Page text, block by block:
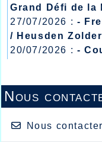
Grand Défi de la
27/07/2026 : -
/ Heusden Zolder
20/07/2026 : -
-
Nous
Nous contacter